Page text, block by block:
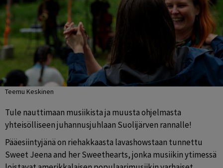
Teemu Keskinen
Tule nauttimaan musiikista ja muusta ohjelmasta
yhteisölliseen juhannusjuhlaan Suolijärven rannalle!
Pääesiintyjänä on riehakkaasta lavashowstaan tunnettu
Sweet Jeena and her Sweethearts, jonka musiikin ytimessä